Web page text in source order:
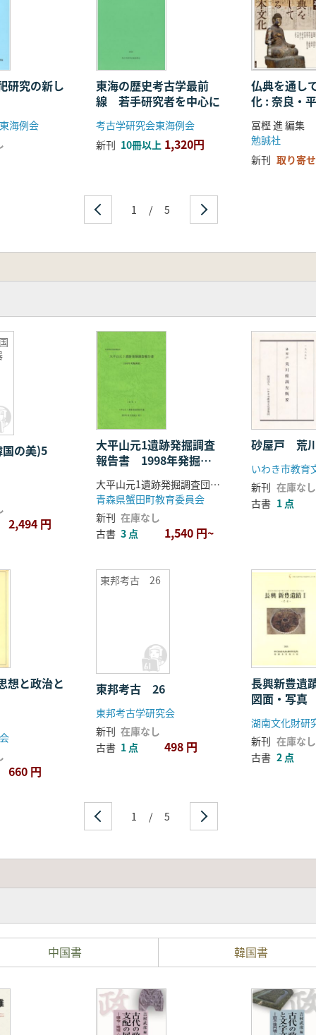
研究の新し
海例会
東海の歴史考古学最前
線 若手研究者を中心に
考古学研究会東海例会
新刊 10冊以上 1,320円
仏典を通し
化 : 奈良・
る仏教の
開
冨樫 進 編集
勉誠社
新刊 取り寄せ
1 / 5
国の美)5
2,494 円
大平山元1遺跡発掘調査
報告書 1998年発掘調
査
大平山元1遺跡発掘調査団 編
青森県蟹田町教育委員会
新刊 在庫なし
古書 3 点 1,540 円~
砂屋戸 荒
いわき市教育
新刊 在庫なし
古書 1 点
と政治と
660 円
東邦考古 26
東邦考古 26
東邦考古学研究会
新刊 在庫なし
古書 1 点 498 円
長興新豊
図面・写
新刊 在庫なし
古書 2 点
1 / 5
中国書 韓国書